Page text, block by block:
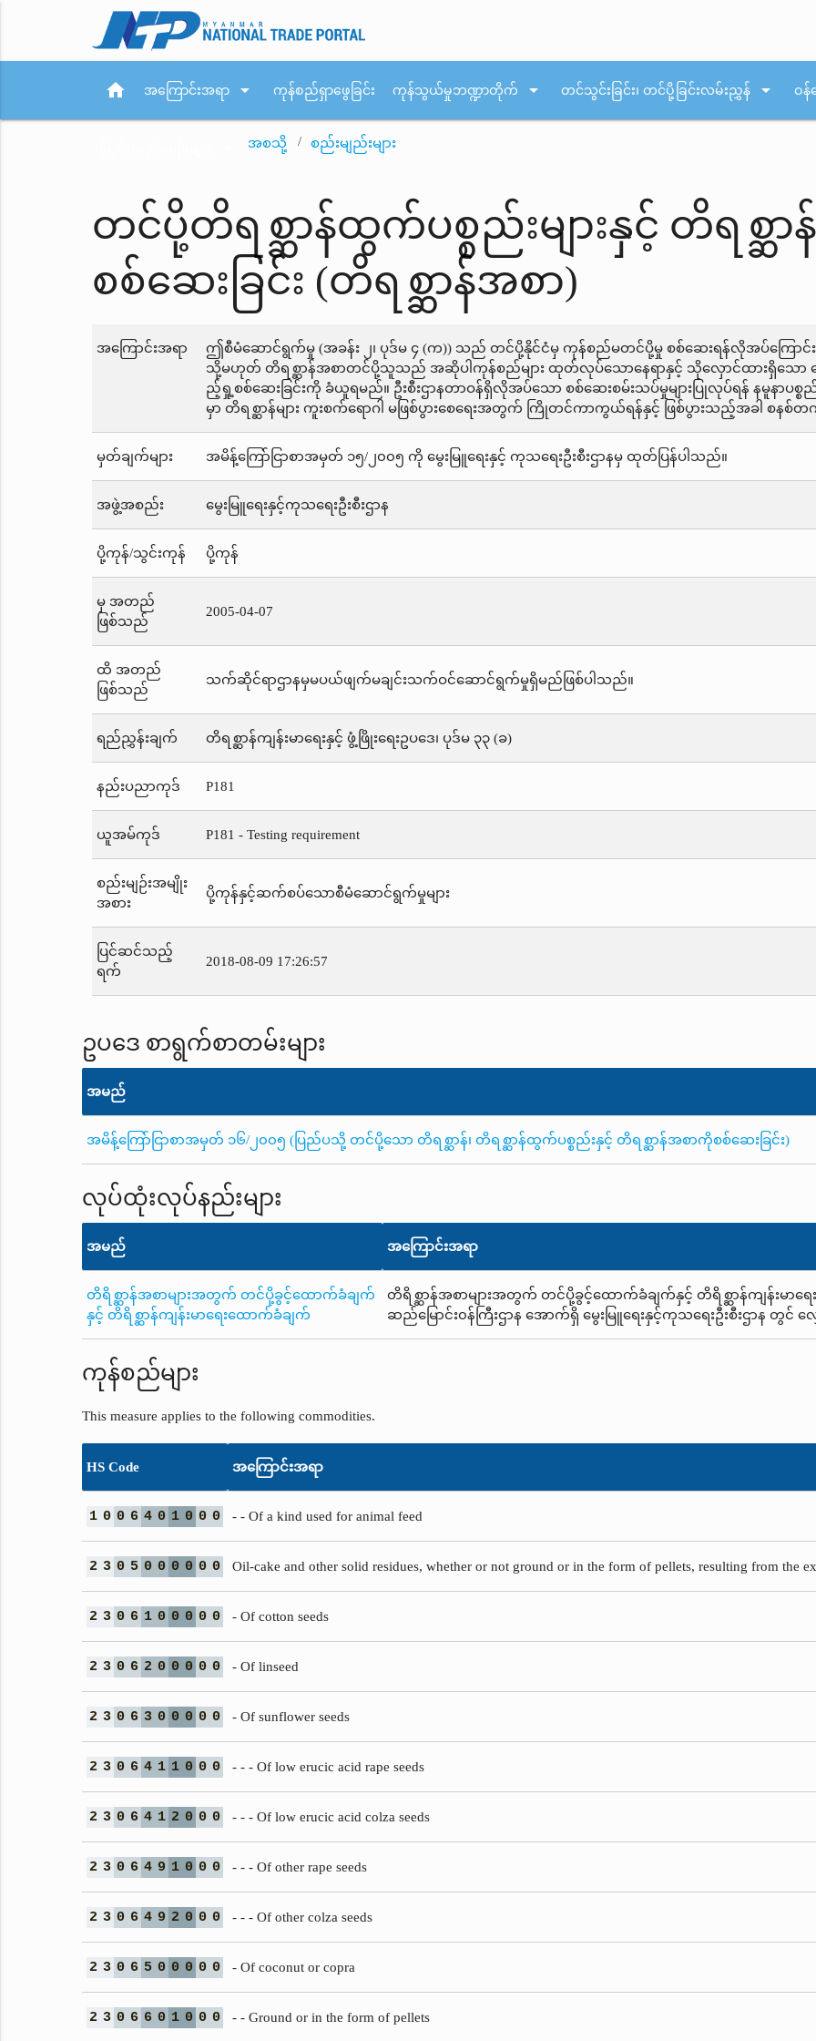
home အကြောင်းအရာ arrow_drop_down ကုန်စည်ရှာဖွေခြင်း ကုန်သွယ်မှုဘဏ္ဍာတိုက် arrow_drop_down တင်သွင်းခြင်း၊ တင်ပို့ခြင်းလမ်းညွှန် arrow_drop_down ဝန်
အစသို့ စည်းမျည်းများ
တင်ပို့တိရစ္ဆာန်ထွက်ပစ္စည်းများနှင့် တိရစ္ဆာ
စစ်ဆေးခြင်း (တိရစ္ဆာန်အစာ)
အကြောင်းအရာ
ဤစီမံဆောင်ရွက်မှု (အခန်း ၂၊ ပုဒ်မ ၄ (က)) သည် တင်ပို့နိုင်ငံမှ ကုန်စည်မတင်ပို့မှု စစ်ဆေးရန်လိုအပ်ကြောင်း
သို့မဟုတ် တိရစ္ဆာန်အစာတင်ပို့သူသည် အဆိုပါကုန်စည်များ ထုတ်လုပ်သောနေရာနှင့် သိုလှောင်ထားရှိသော န
ည့်ရှု့စစ်ဆေးခြင်းကို ခံယူရမည်။ ဦးစီးဌာနတာဝန်ရှိလိုအပ်သော စစ်ဆေးစမ်းသပ်မှုများပြုလုပ်ရန် နမူနာပစ္
မှာ တိရစ္ဆာန်များ ကူးစက်ရောဂါ မဖြစ်ပွားစေရေးအတွက် ကြိုတင်ကာကွယ်ရန်နှင့် ဖြစ်ပွားသည့်အခါ စနစ်တ
မှတ်ချက်များ အမိန့်ကြော်ငြာစာအမှတ် ၁၅/၂၀၀၅ ကို မွေးမြူရေးနှင့် ကုသရေးဦးစီးဌာနမှ ထုတ်ပြန်ပါသည်။
အဖွဲ့အစည်း မွေးမြူရေးနှင့်ကုသရေးဦးစီးဌာန
ပို့ကုန်/သွင်းကုန် ပို့ကုန်
မှ အတည်
ဖြစ်သည်
2005-04-07
ထိ အတည်
ဖြစ်သည်
သက်ဆိုင်ရာဌာနမှမပယ်ဖျက်မချင်းသက်ဝင်ဆောင်ရွက်မှုရှိမည်ဖြစ်ပါသည်။
ရည်ညွှန်းချက် တိရစ္ဆာန်ကျန်းမာရေးနှင့် ဖွံ့ဖြိုးရေးဥပဒေ၊ ပုဒ်မ ၃၃ (ခ)
နည်းပညာကုဒ် P181
ယူအမ်ကုဒ် P181 - Testing requirement
စည်းမျဉ်းအမျိုး
အစား
ပို့ကုန်နှင့်ဆက်စပ်သောစီမံဆောင်ရွက်မှုများ
ပြင်ဆင်သည့်
ရက်
2018-08-09 17:26:57
ဥပဒေ စာရွက်စာတမ်းများ
အမည်
အမိန့်ကြော်ငြာစာအမှတ် ၁၆/၂၀၀၅ (ပြည်ပသို့ တင်ပို့သော တိရစ္ဆာန်၊ တိရစ္ဆာန်ထွက်ပစ္စည်းနှင့် တိရစ္ဆာန်အစာကိုစစ်ဆေးခြင်း)
လုပ်ထုံးလုပ်နည်းများ
အမည် အကြောင်းအရာ
တိရိစ္ဆာန်အစာများအတွက် တင်ပို့ခွင့်ထောက်ခံချက်
နှင့် တိရိစ္ဆာန်ကျန်းမာရေးထောက်ခံချက်
တိရိစ္ဆာန်အစာများအတွက် တင်ပို့ခွင့်ထောက်ခံချက်နှင့် တိရိစ္ဆာန်ကျန်းမာရေ
ဆည်မြောင်း၀န်ကြီးဌာန အောက်ရှိ မွေးမြူရေးနှင့်ကုသရေးဦးစီးဌာန တွင် လ
ကုန်စည်များ
This measure applies to the following commodities.
HS Code အကြောင်းအရာ
1 0 0 6 4 0 1 0 0 0 - - Of a kind used for animal feed
2 3 0 5 0 0 0 0 0 0 Oil-cake and other solid residues, whether or not ground or in the form of pellets, resulting from the
2 3 0 6 1 0 0 0 0 0 - Of cotton seeds
2 3 0 6 2 0 0 0 0 0 - Of linseed
2 3 0 6 3 0 0 0 0 0 - Of sunflower seeds
2 3 0 6 4 1 1 0 0 0 - - - Of low erucic acid rape seeds
2 3 0 6 4 1 2 0 0 0 - - - Of low erucic acid colza seeds
2 3 0 6 4 9 1 0 0 0 - - - Of other rape seeds
2 3 0 6 4 9 2 0 0 0 - - - Of other colza seeds
2 3 0 6 5 0 0 0 0 0 - Of coconut or copra
2 3 0 6 6 0 1 0 0 0 - - Ground or in the form of pellets